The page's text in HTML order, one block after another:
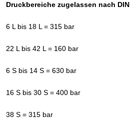
Druckbereiche zugelassen nach DIN
6 L bis 18 L = 315 bar
22 L bis 42 L = 160 bar
6 S bis 14 S = 630 bar
16 S bis 30 S = 400 bar
38 S = 315 bar